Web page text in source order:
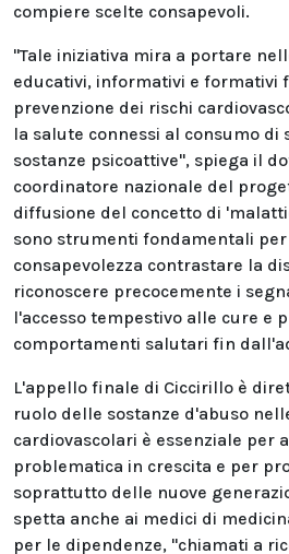
compiere scelte consapevoli.
"Tale iniziativa mira a portare
educativi, informativi e formativi
prevenzione dei rischi
la salute connessi al consumo di
sostanze psicoattive", spiega il
coordinatore nazionale del
diffusione del concetto di
sono strumenti fondamentali
consapevolezza contrastare la
riconoscere precocemente i
l'accesso tempestivo alle cure e
comportamenti salutari fin
L'appello finale di Ciccirillo è
ruolo delle sostanze d'abuso
cardiovascolari è essenziale per
problematica in crescita e per
soprattutto delle nuove
spetta anche ai medici di
per le dipendenze, "chiamati a